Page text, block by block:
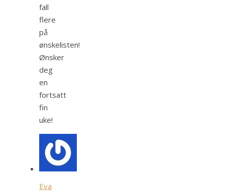
fall
flere
på
ønskelisten!
Ønsker
deg
en
fortsatt
fin
uke!
Eva